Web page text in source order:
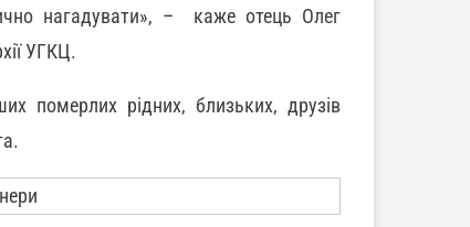
нагадувати», – каже отець Олег
УГКЦ.
померлих рідних, близьких, друзів